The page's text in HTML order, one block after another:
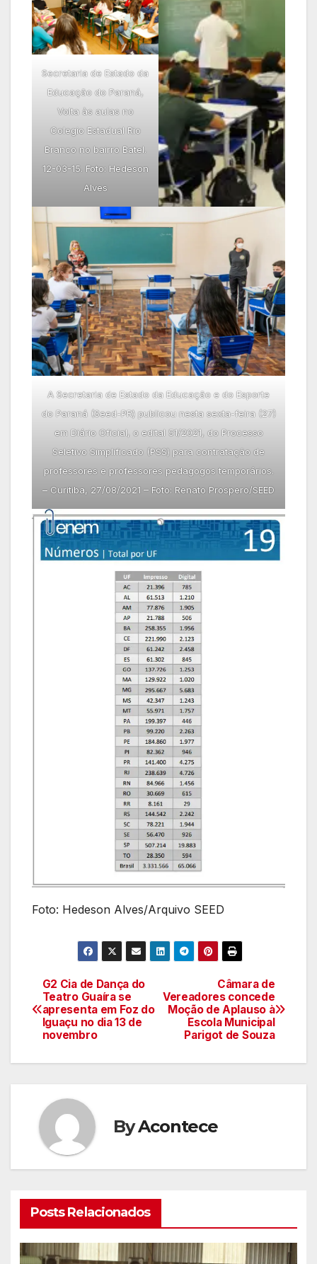
Secretaria de Estado da
Educação do Paraná,
Volta às aulas no
Colegio Estadual Rio
Branco no bairro Batel.
12-03-15. Foto: Hedeson
Alves
A Secretaria de Estado da Educação e do Esporte
do Paraná (Seed-PR) publicou nesta sexta-feira (27)
em Diário Oficial, o edital 51/2021, do Processo
Seletivo Simplificado (PSS) para contratação de
professores e professores pedagogos temporários.
– Curitiba, 27/08/2021 – Foto: Renato Prospero/SEED
Foto: Hedeson Alves/Arquivo SEED
Navegação
de
Câmara de
Vereadores concede
Moção de Aplauso à
Escola Municipal
Parigot de Souza
G2 Cia de Dança do
Teatro Guaíra se
apresenta em Foz do
Iguaçu no dia 13 de
novembro
ByAcontece
Posts Relacionados